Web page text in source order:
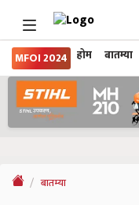
MFOI 2024 होम बातम्या
बातम्या